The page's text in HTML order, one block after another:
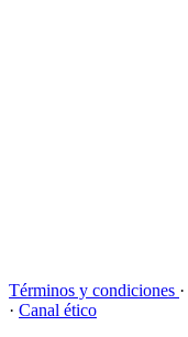
Términos y condiciones ·
· Canal ético